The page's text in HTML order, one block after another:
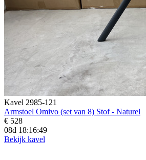
Kavel 2985-121
Armstoel Omivo (set van 8) Stof - Naturel
€ 528
08d 18:16:46
Bekijk kavel